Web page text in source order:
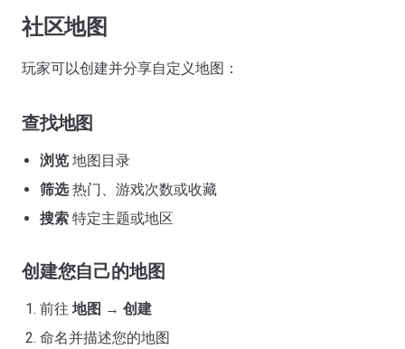
社区地图
玩家可以创建并分享自定义地图：
查找地图
浏览 地图目录
筛选热门、游戏次数或收藏
搜索 特定主题或地区
创建您自己的地图
前往 地图 → 创建
命名并描述您的地图